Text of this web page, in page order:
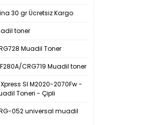
30 gr Ücretsiz Kargo
toner
Muadil Toner
CRG719 Muadil toner
Sl M2020-2070Fw -
Toneri - Çipli
052 universal muadil